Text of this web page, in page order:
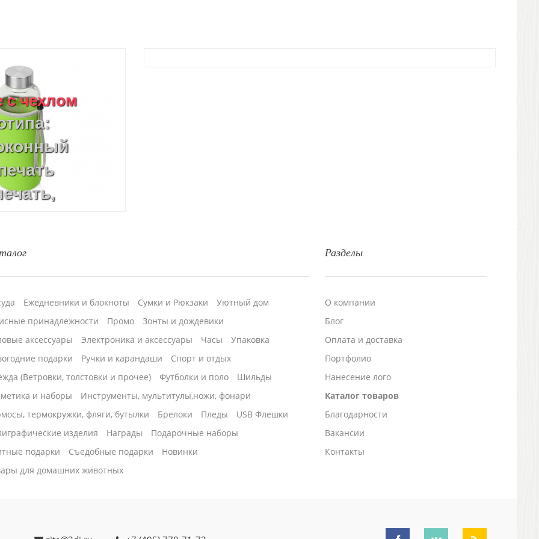
c чехлом
Разделы
О компании
Блог
Оплата и доставка
Портфолио
Нанесение лого
Каталог товаров
Благодарности
Вакансии
Контакты
Ежедневники и блокноты Сумки и Рюкзаки
Уютный дом
принадлежности
Промо
Зонты и дождевики
аксессуары
Электроника и аксессуары Часы
Упаковка
подарки
Ручки и карандаши
Спорт и отдых
(Ветровки, толстовки и прочее)
Футболки и поло
Шильды
и наборы
Инструменты, мультитулы,ножи, фонари
термокружки, фляги, бутылки
Брелоки Пледы
USB Флешки
изделия
Награды
Подарочные наборы
подарки
Cъедобные подарки
Новинки
для домашних животных